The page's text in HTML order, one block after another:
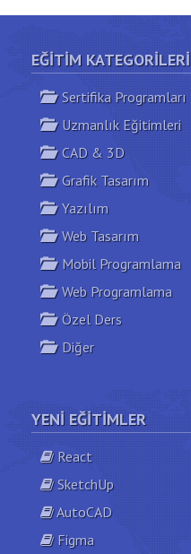
Süre:16 saat
EĞITIM KATEGORILERI
Sertifika Programları
Uzmanlık Eğitimleri
CAD & 3D
Grafik Tasarım
Yazılım
Web Tasarım
Mobil Programlama
Web Programlama
Özel Ders
Diğer
YENI EĞITIMLER
React
SketchUp
AutoCAD
Figma